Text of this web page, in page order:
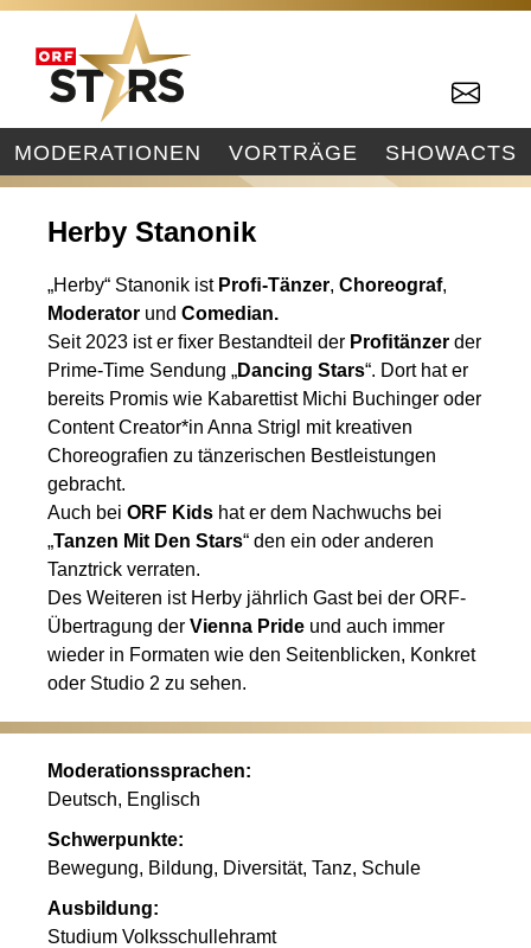
MODERATIONEN VORTRÄGE SHOWACTS
Herby Stanonik
„Herby“ Stanonik ist Proﬁ-Tänzer,Choreograf,
Moderator undComedian.
Seit 2023 ist er ﬁxer Bestandteil der Proﬁtänzer der
Prime-Time Sendung „Dancing Stars“. Dort hat er
bereits Promis wie Kabarettist Michi Buchinger oder
Content Creator*in Anna Strigl mit kreativen
Choreograﬁen zu tänzerischen Bestleistungen
gebracht.
Auch beiORF Kids hat er dem Nachwuchs bei
„Tanzen Mit Den Stars“ den ein oder anderen
Tanztrick verraten.
Des Weiteren ist Herby jährlich Gast bei der ORF-
Übertragung der Vienna Pride und auch immer
wieder in Formaten wie den Seitenblicken, Konkret
oder Studio 2 zu sehen.
Moderationssprachen:
Deutsch, Englisch
Schwerpunkte:
Bewegung, Bildung, Diversität, Tanz, Schule
Ausbildung:
Studium Volksschullehramt